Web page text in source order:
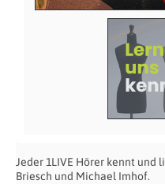
Jeder 1LIVE Hörer kennt und
Briesch und Michael Imhof.